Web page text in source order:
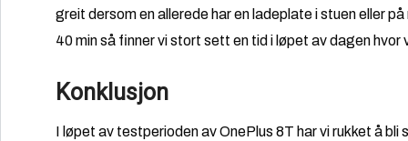
greit dersom en allerede har en ladeplate i stuen eller
40 min så finner vi stort sett en tid i løpet av dagen hvor
Konklusjon
I løpet av testperioden av OnePlus 8T har vi rukket å